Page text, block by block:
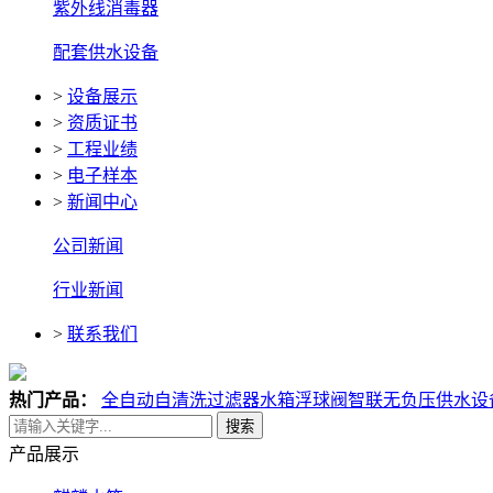
紫外线消毒器
配套供水设备
> 设备展示
> 资质证书
> 工程业绩
> 电子样本
> 新闻中心
公司新闻
行业新闻
> 联系我们
热门产品： 全自动自清洗过滤器水箱浮球阀智联无负压供水设
搜索
产品展示